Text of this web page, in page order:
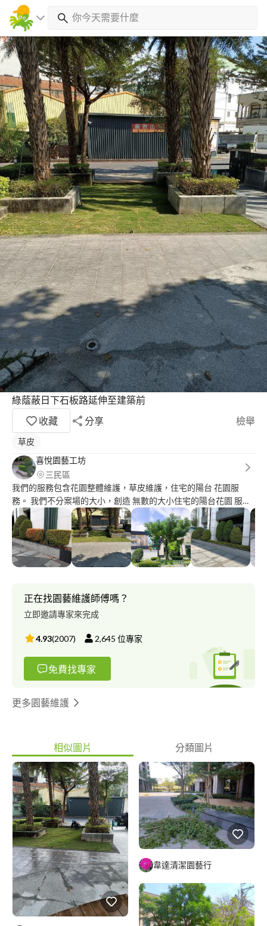
綠蔭蔽日下石板路延伸至建築前
收藏
分享 檢舉
草皮
喜悅園藝工坊
三民區
我們的服務包含花園整體維護，草皮維護，住宅的陽台 花園服
務。 我們不分案場的大小，創造 無數的大小住宅的陽台花園 服務
是我們的榮幸！
正在找園藝維護師傅嗎？
立即邀請專家來完成
4.93(2007) 2,645 位專家
免費找專家
更多園藝維護
相似圖片 分類圖片
韋達清潔園藝行